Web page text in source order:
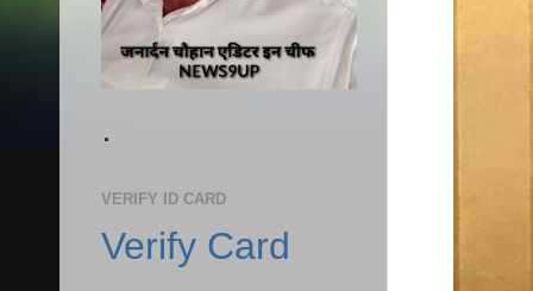
.
VERIFY ID CARD
Verify Card